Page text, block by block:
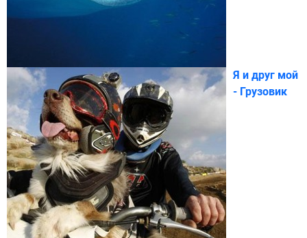
Я и друг мой
- Грузовик